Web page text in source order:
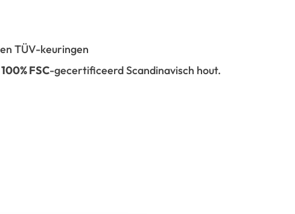
TÜV-keuringen
100% FSC-gecertificeerd Scandinavisch hout.